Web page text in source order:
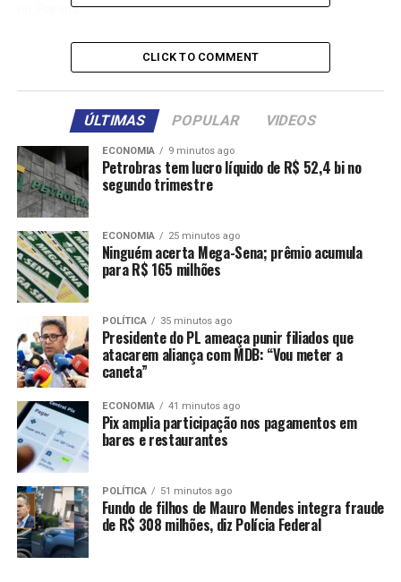
Menina de 10 anos morre após
passar mal em escola no Paraná
Homem coloca fogo em ex-
companheira, acaba queimado e
preso em Mato Grosso
Justiça mantém Tribunal do Júri
para dois acusados de matar Bruno
e Dom
Segundo os bombeiros, as buscas teriam sido
dificultadas pela profundidade de até 22 metros do rio e
pelas condições adversas do local. Após meses de busca,
o corpo foi encontrado boiando em 15 de agosto, após
as turbinas da represa serem desligadas. Desde então, o
corpo ainda não havia sido identificado por conta do
estado avançado de decomposição.
CLICK TO COMMENT
ÚLTIMAS POPULAR VIDEOS
ECONOMIA 9 minutos ago
Petrobras tem lucro líquido de R$ 52,4 bi no
segundo trimestre
ECONOMIA 25 minutos ago
Ninguém acerta Mega-Sena; prêmio acumula
para R$ 165 milhões
POLÍTICA 35 minutos ago
Presidente do PL ameaça punir filiados que
atacarem aliança com MDB: “Vou meter a
caneta”
ECONOMIA 41 minutos ago
Pix amplia participação nos pagamentos em
bares e restaurantes
POLÍTICA 51 minutos ago
Fundo de filhos de Mauro Mendes integra fraude
de R$ 308 milhões, diz Polícia Federal